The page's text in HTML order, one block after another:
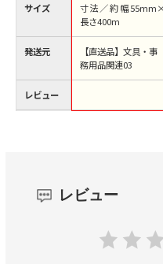
サイズ
発送元
レビュー
寸法／約幅55mm×
長さ400m
【直送品】文具・事
務用品関連03
レビュー